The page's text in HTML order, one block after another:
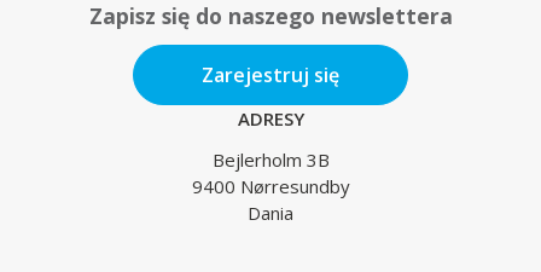
Zapisz się do naszego newslettera
Zarejestruj się
ADRESY
Bejlerholm 3B
9400 Nørresundby
Dania